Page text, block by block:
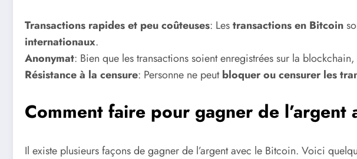
Transactions rapides et peu coûteuses: Lestransactions en Bitcoin
internationaux.
Anonymat: Bien que les transactions soient enregistrées sur la
Résistance à la censure: Personne ne peutbloquer ou censurer les
Comment faire pour gagner de l’argent
Il existe plusieurs façons de gagner de l’argent avec le Bitcoin. Voici